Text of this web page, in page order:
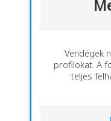
Vendégek
profilokat. A
teljes